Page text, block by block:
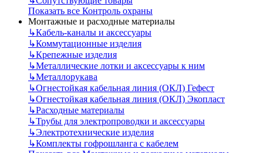
Показать все Контроль охраны
Монтажные и расходные материалы
↳Кабель-каналы и аксессуары
↳Коммутационные изделия
↳Крепежные изделия
↳Металлические лотки и аксессуары к ним
↳Металлорукава
↳Огнестойкая кабельная линия (ОКЛ) Гефест
↳Огнестойкая кабельная линия (ОКЛ) Экопласт
↳Расходные материалы
↳Трубы для электропроводки и аксессуары
↳Электротехнические изделия
↳Комплекты гофрошланга с кабелем